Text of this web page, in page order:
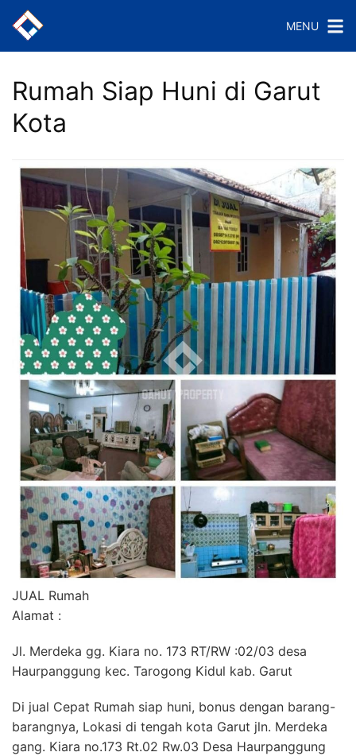
Langsung
ke
konten
MENU
Rumah Siap Huni di Garut
Kota
JUAL Rumah
Alamat :
Jl. Merdeka gg. Kiara no. 173 RT/RW :02/03 desa
Haurpanggung kec. Tarogong Kidul kab. Garut
Di jual Cepat Rumah siap huni, bonus dengan barang-
barangnya, Lokasi di tengah kota Garut jln. Merdeka
gang. Kiara no.173 Rt.02 Rw.03 Desa Haurpanggung